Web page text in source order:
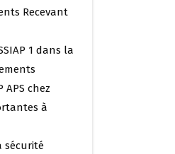
Recevant
1 dans la
APS chez
à
sécurité